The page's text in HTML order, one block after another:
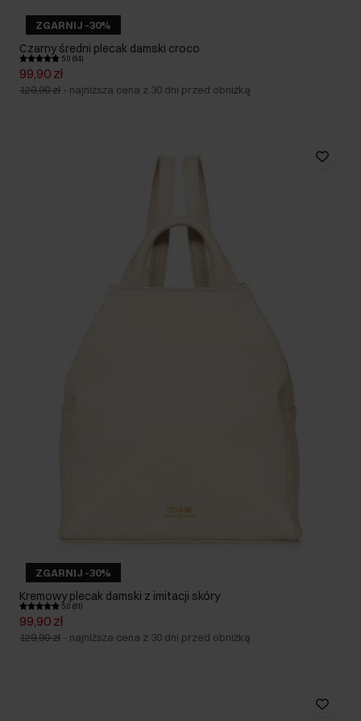
ZGARNIJ -30%
Czarny średni plecak damski croco
5.0 (64)
99,90 zł
129,90 zł - najniższa cena z 30 dni przed obniżką
ZGARNIJ -30%
Kremowy plecak damski z imitacji skóry
5.0 (61)
99,90 zł
129,90 zł - najniższa cena z 30 dni przed obniżką